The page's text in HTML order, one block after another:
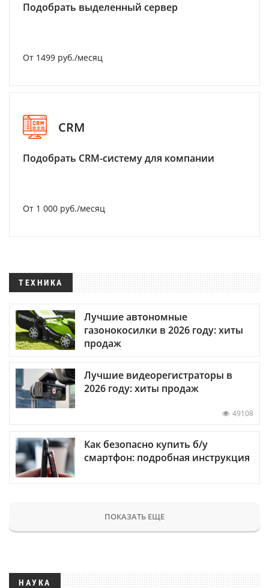
Подобрать выделенный сервер
От 1499 руб./месяц
CRM
Подобрать CRM-систему для компании
От 1 000 руб./месяц
ТЕХНИКА
Лучшие автономные
газонокосилки в 2026 году: хиты
продаж
Лучшие видеорегистраторы в
2026 году: хиты продаж
49108
Как безопасно купить б/у
смартфон: подробная инструкция
ПОКАЗАТЬ ЕЩЕ
НАУКА